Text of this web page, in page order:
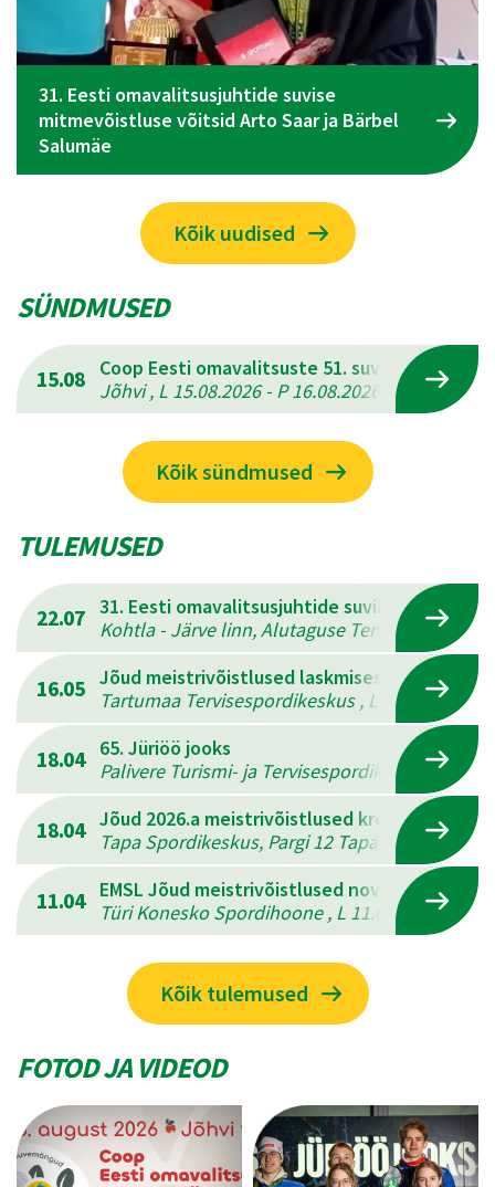
Spordiliidu Jõud üldkogu koosolek toimub 09.
juunil Tallinnas
Kõik uudised
SÜNDMUSED
15.08
Coop Eesti omavalitsuste 51. suvemängud
Jõhvi , L 15.08.2026 - P 16.08.2026
Kõik sündmused
TULEMUSED
22.07 31. Eesti omavalitsusjuhtide suvine
Kohtla - Järve linn, Alutaguse
16.05 Jõud meistrivõistlused laskmises
Tartumaa Tervisespordikeskus , L 16.05.2026 -
18.04
65. Jüriöö jooks
Palivere Turismi- ja Tervisespordikeskus , L
18.04 Jõud 2026.a meistrivõistlused kreeka-rooma
Tapa Spordikeskus, Pargi 12 Tapal , L
11.04
EMSL Jõud meistrivõistlused novuses
Türi Konesko Spordihoone , L 11.04.2026 - P
Kõik tulemused
FOTOD JA VIDEOD